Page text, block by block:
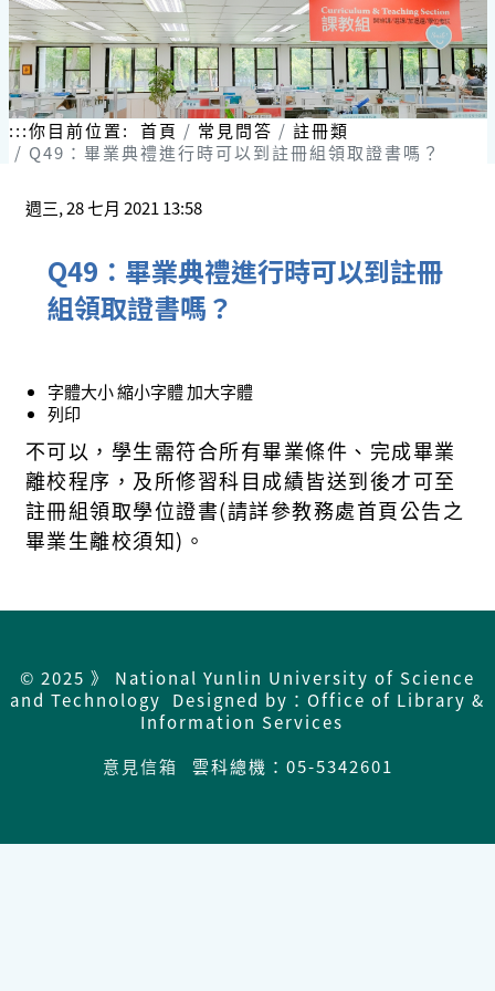
:::你目前位置: 首頁 常見問答
註冊類
Q49：畢業典禮進行時可以到註冊組領取證書嗎？
週三, 28 七月 2021 13:58
Q49：畢業典禮進行時可以到註冊
組領取證書嗎？
字體大小縮小字體加大字體
列印
不可以 ， 學生需符合所有畢業條件、完成畢業
離校程序 ，及所修習科目成績皆送到後才可至
註冊組領取學位證書(請詳參教務處首頁公告之
畢業生離校須知) 。
© 2025 》 National Yunlin University of Science
and Technology Designed by：Office of Library &
Information Services
意見信箱
雲科總機：05-5342601